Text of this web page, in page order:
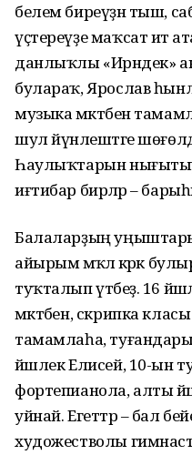
белем биреүҙән тыш,
үҫтереүҙе маҡсат итә
данлыҡлы «Ирәндек»
булараҡ, Ярослав
музыка мәктәбен
шул йүнәлештәге
Һаулыҡтарын
иғтибар бирәләр –
Балаларҙың
айырым мәҡәлә кәрәк
туҡталып үтәбеҙ. 16
мәктәбен, скрипка
тамамлаһа, туғандары
йәшлек Елисей, 10-ын
фортепианола, алты
уйнай. Егеттәр – бал
художестволы